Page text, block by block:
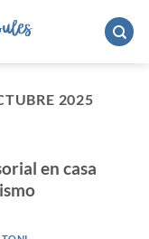
2025
en casa